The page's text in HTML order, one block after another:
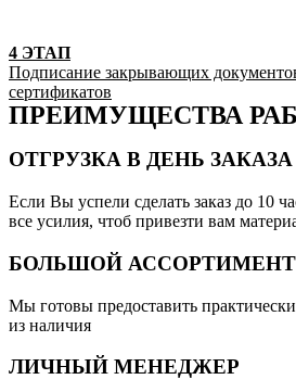
4 ЭТАП
Подписание закрывающих
сертификатов
ПРЕИМУЩЕСТВА
ОТГРУЗКА В ДЕНЬ ЗАКАЗА
Если Вы успели сделать заказ до 10
все усилия, чтоб привезти вам
БОЛЬШОЙ АССОРТИМЕНТ
Мы готовы предоставить
из наличия
ЛИЧНЫЙ МЕНЕДЖЕР